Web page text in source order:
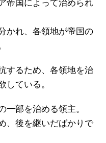
帝国によって治められ
かれ、各領地が帝国の
するため、各領地を治
している。
一部を治める領主。
、後を継いだばかりで